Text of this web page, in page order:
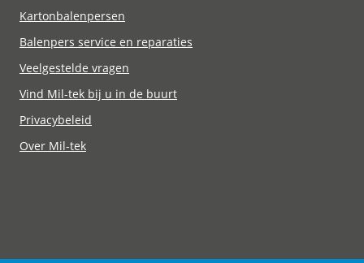
Kartonbalenpersen
Balenpers service en reparaties
Veelgestelde vragen
Vind Mil-tek bij u in de buurt
Privacybeleid
Over Mil-tek